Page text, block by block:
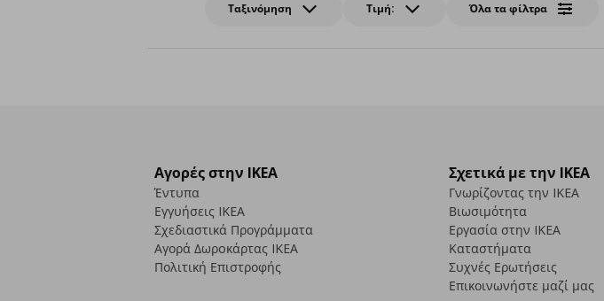
Ταξινόμηση Τιμή: Όλα τα φίλτρα
Αγορές στην IKEA
Έντυπα
Εγγυήσεις IKEA
Σχεδιαστικά Προγράμματα
Αγορά Δωρoκάρτας IKEA
Πολιτική Επιστροφής
Σχετικά με την IKEA
Γνωρίζοντας την IKEA
Βιωσιμότητα
Εργασία στην IKEA
Καταστήματα
Συχνές Ερωτήσεις
Επικοινωνήστε μαζί μας